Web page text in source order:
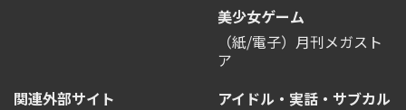
美少女ゲーム
（紙/電子）月刊メガスト
ア
関連外部サイト
アイドル・実話・サブカル